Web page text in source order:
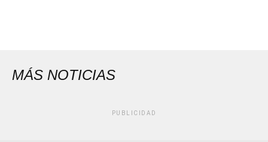
MÁS NOTICIAS
PUBLICIDAD